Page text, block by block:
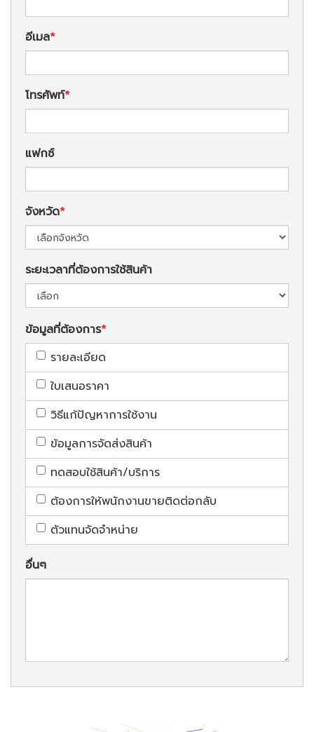
อีเมล
โทรศัพท์
แฟกซ์
จังหวัด
ระยะเวลาที่ต้องการใช้สินค้า
ข้อมูลที่ต้องการ
รายละเอียด
ใบเสนอราคา
วิธีแก้ปัญหาการใช้งาน
ข้อมูลการจัดส่งสินค้า
ทดสอบใช้สินค้า/บริการ
ต้องการให้พนักงานขายติดต่อกลับ
ตัวแทนจัดจำหน่าย
อื่นๆ